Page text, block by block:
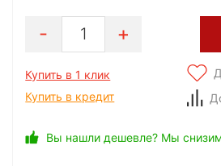
1
Купить в 1 клик
Купить в кредит
Вы нашли дешевле? Мы